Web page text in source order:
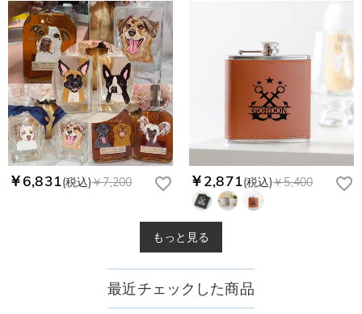
￥6,831(税込)￥7,200 ￥2,871(税込)￥5,400
もっと見る
最近チェックした商品